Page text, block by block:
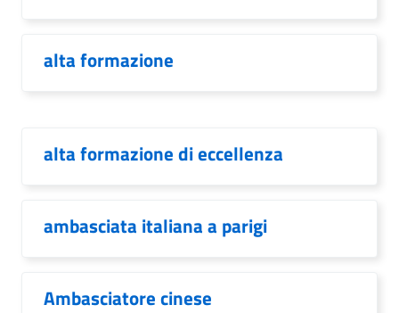
alta formazione
alta formazione di eccellenza
ambasciata italiana a parigi
Ambasciatore cinese